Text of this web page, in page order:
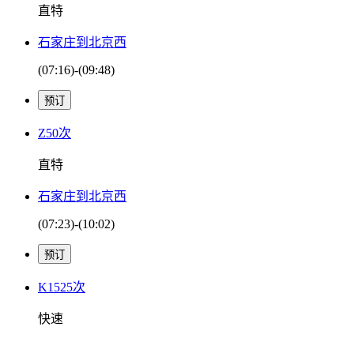
直特
石家庄到北京西
(07:16)-(09:48)
Z50次
直特
石家庄到北京西
(07:23)-(10:02)
K1525次
快速